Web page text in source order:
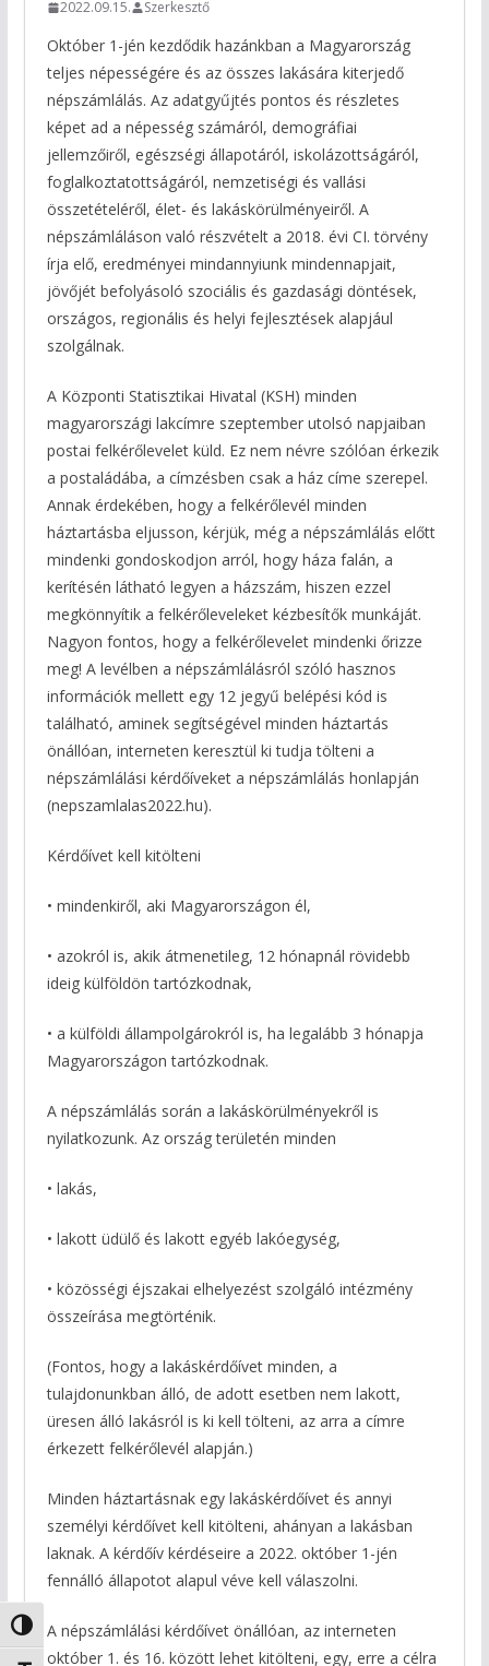
Nagy kontraszt váltása
2022.09.15. Szerkesztő
Október 1-jén kezdődik hazánkban a Magyarország
teljes népességére és az összes lakására kiterjedő
népszámlálás. Az adatgyűjtés pontos és részletes
képet ad a népesség számáról, demográfiai
jellemzőiről, egészségi állapotáról, iskolázottságáról,
foglalkoztatottságáról, nemzetiségi és vallási
összetételéről, élet- és lakáskörülményeiről. A
népszámláláson való részvételt a 2018. évi CI. törvény
írja elő, eredményei mindannyiunk mindennapjait,
jövőjét befolyásoló szociális és gazdasági döntések,
országos, regionális és helyi fejlesztések alapjául
szolgálnak.
A Központi Statisztikai Hivatal (KSH) minden
magyarországi lakcímre szeptember utolsó napjaiban
postai felkérőlevelet küld. Ez nem névre szólóan érkezik
a postaládába, a címzésben csak a ház címe szerepel.
Annak érdekében, hogy a felkérőlevél minden
háztartásba eljusson, kérjük, még a népszámlálás előtt
mindenki gondoskodjon arról, hogy háza falán, a
kerítésén látható legyen a házszám, hiszen ezzel
megkönnyítik a felkérőleveleket kézbesítők munkáját.
Nagyon fontos, hogy a felkérőlevelet mindenki őrizze
meg! A levélben a népszámlálásról szóló hasznos
információk mellett egy 12 jegyű belépési kód is
található, aminek segítségével minden háztartás
önállóan, interneten keresztül ki tudja tölteni a
népszámlálási kérdőíveket a népszámlálás honlapján
(nepszamlalas2022.hu).
Kérdőívet kell kitölteni
• mindenkiről, aki Magyarországon él,
• azokról is, akik átmenetileg, 12 hónapnál rövidebb
ideig külföldön tartózkodnak,
• a külföldi állampolgárokról is, ha legalább 3 hónapja
Magyarországon tartózkodnak.
A népszámlálás során a lakáskörülményekről is
nyilatkozunk. Az ország területén minden
• lakás,
• lakott üdülő és lakott egyéb lakóegység,
• közösségi éjszakai elhelyezést szolgáló intézmény
összeírása megtörténik.
(Fontos, hogy a lakáskérdőívet minden, a
tulajdonunkban álló, de adott esetben nem lakott,
üresen álló lakásról is ki kell tölteni, az arra a címre
érkezett felkérőlevél alapján.)
Minden háztartásnak egy lakáskérdőívet és annyi
személyi kérdőívet kell kitölteni, ahányan a lakásban
laknak. A kérdőív kérdéseire a 2022. október 1-jén
fennálló állapotot alapul véve kell válaszolni.
A népszámlálási kérdőívet önállóan, az interneten
október 1. és 16. között lehet kitölteni, egy, erre a célra